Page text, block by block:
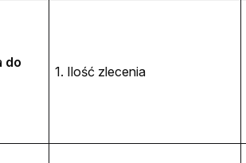
do
1. Ilość zlecenia